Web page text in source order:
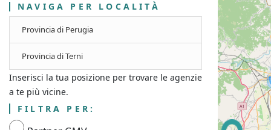
NAVIGA PER LOCALITÀ
Provincia di Perugia
Provincia di Terni
Inserisci la tua posizione per trovare le agenzie
a te più vicine.
FILTRA PER: